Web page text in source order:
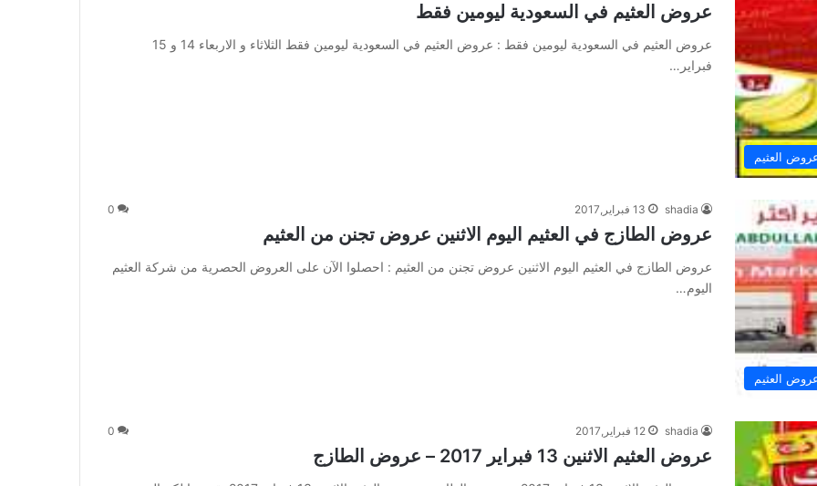
العثيم
عروض العثيم في السعودية ليومين فقط
عروض العثيم في السعودية ليومين فقط : عروض العثيم في السعودية ليومين فقط الثلاثاء و الاربعاء 14 و 15
فبراير…
العثيم
shadia 13 فبراير,2017 0
عروض الطازج في العثيم اليوم الاثنين عروض تجنن من العثيم
عروض الطازج في العثيم اليوم الاثنين عروض تجنن من العثيم : احصلوا الآن على العروض الحصرية من شركة العثيم
اليوم…
shadia 12 فبراير,2017 0
عروض العثيم الاثنين 13 فبراير 2017 – عروض الطازج